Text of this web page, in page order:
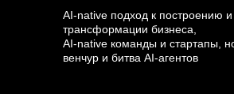
AI-native подход к построению и
трансформации бизнеса,
AI-native команды и стартапы,
венчур и битва AI-агентов